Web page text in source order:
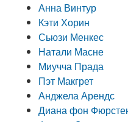
Анна Винтур
Кэти Хорин
Сьюзи Менкес
Натали Масне
Миучча Прада
Пэт Макгрет
Анджела Арендс
Диана фон